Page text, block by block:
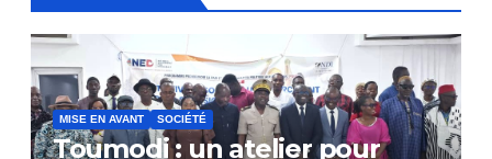
MISE EN AVANT SOCIÉTÉ
Toumodi : un atelier pour